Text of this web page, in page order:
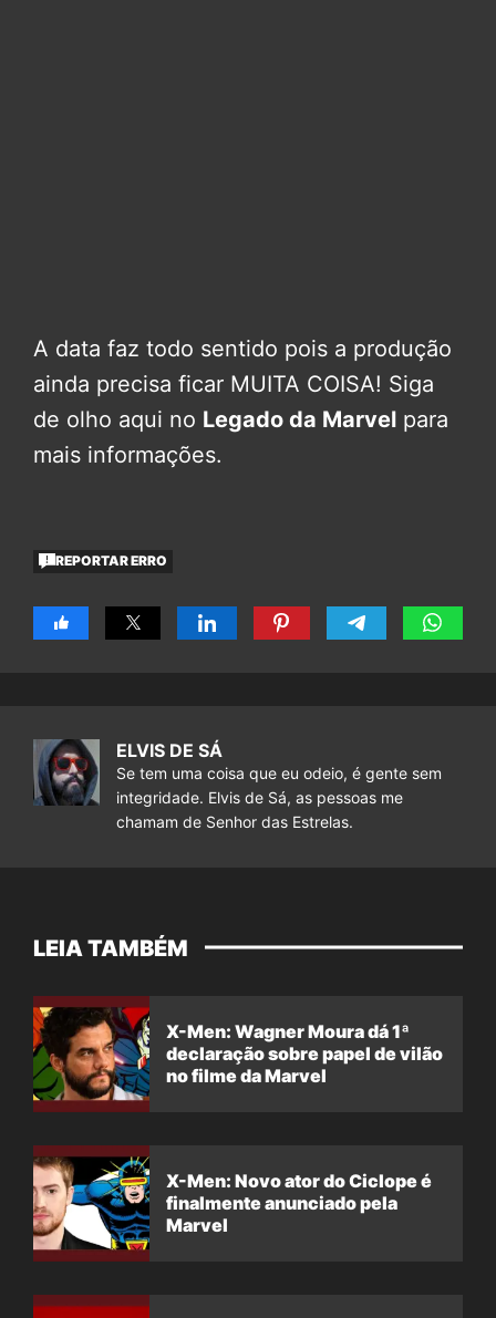
A data faz todo sentido pois a produção
ainda precisa ficar MUITA COISA! Siga
de olho aqui no Legado da Marvel para
mais informações.
REPORTAR ERRO
ELVIS DE SÁ
Se tem uma coisa que eu odeio, é gente sem
integridade. Elvis de Sá, as pessoas me
chamam de Senhor das Estrelas.
LEIA TAMBÉM
X-Men: Wagner Moura dá 1ª
declaração sobre papel de vilão
no filme da Marvel
X-Men: Novo ator do Ciclope é
finalmente anunciado pela
Marvel